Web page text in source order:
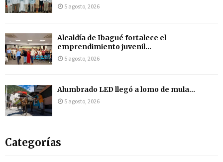
5 agosto, 2026
Alcaldía de Ibagué fortalece el
emprendimiento juvenil...
5 agosto, 2026
Alumbrado LED llegó a lomo de mula...
5 agosto, 2026
Categorías